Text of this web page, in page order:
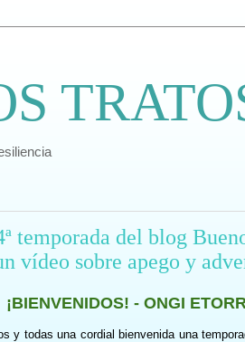
temporada del blog
vídeo sobre apego y
¡BIENVENIDOS! - ONGI
y todas una cordial bienvenida una